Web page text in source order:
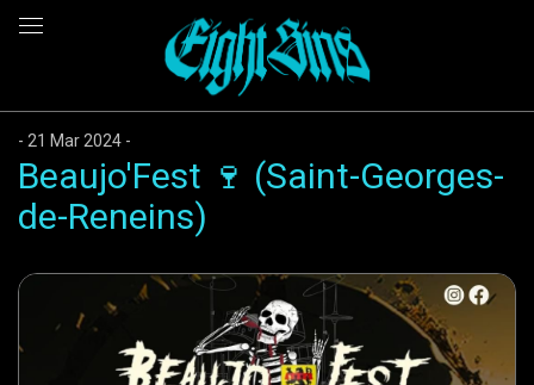
21 Mar 2024
Beaujo'Fest 🍷 (Saint-Georges-
de-Reneins)